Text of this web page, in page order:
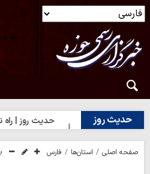
حدیث روز
مردم؟ حدیث روز | راه
صفحه اصلی استان‌ها فارس